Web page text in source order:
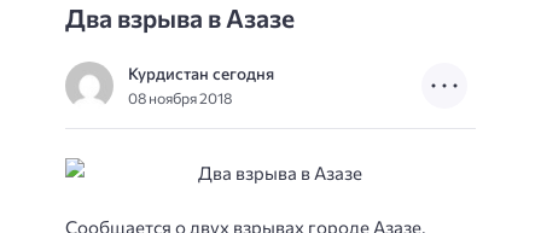
Два взрыва в Азазе
Курдистан сегодня
08 ноября 2018
Сообщается о двух взрывах городе Азазе,